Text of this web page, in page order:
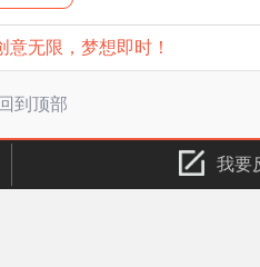
无限，梦想即时！
回到顶部
我要